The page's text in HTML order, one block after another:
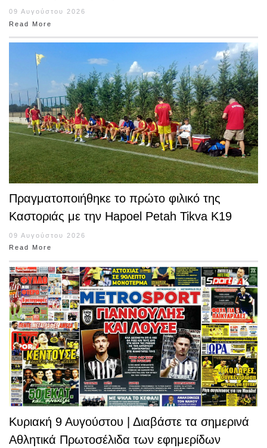
09 Αυγούστου 2026
Read More
Πραγματοποιήθηκε το πρώτο φιλικό της
Καστοριάς με την Hapoel Petah Tikva K19
09 Αυγούστου 2026
Read More
Κυριακή 9 Αυγούστου | Διαβάστε τα σημερινά
Αθλητικά Πρωτοσέλιδα των εφημερίδων